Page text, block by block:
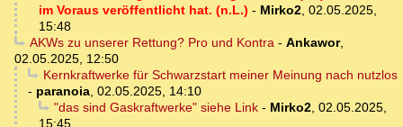
im Voraus veröffentlicht hat. (n.L.) - Mirko2, 02.05.2025,
15:48
AKWs zu unserer Rettung? Pro und Kontra- Ankawor,
02.05.2025, 12:50
Kernkraftwerke für Schwarzstart meiner Meinung nach nutzlos
- paranoia, 02.05.2025, 14:10
"das sind Gaskraftwerke" siehe Link- Mirko2, 02.05.2025,
15:45